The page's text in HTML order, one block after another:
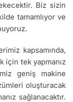
Biz sizin
tamamlıyor ve
kapsamında,
için tek yapmanız
geniş makine
oluşturacak
sağlanacaktır.